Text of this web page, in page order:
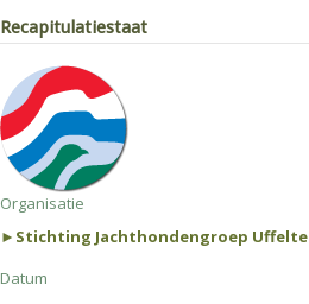
Recapitulatiestaat
Organisatie
►Stichting Jachthondengroep Uffelte
Datum